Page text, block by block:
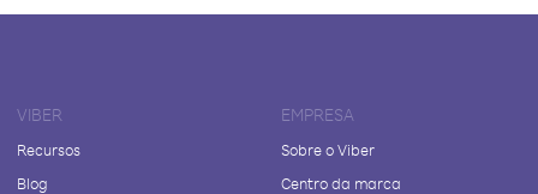
VIBER
Recursos
Blog
EMPRESA
Sobre o Viber
Centro da marca